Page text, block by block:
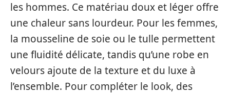
les hommes. Ce matériau doux et léger offre
une chaleur sans lourdeur. Pour les femmes,
la mousseline de soie ou le tulle permettent
une fluidité délicate, tandis qu’une robe en
velours ajoute de la texture et du luxe à
l’ensemble. Pour compléter le look, des